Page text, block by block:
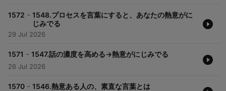
自分の思いを言葉にできずアナウンサー試験の書類選考で30社落
選した経験や、
緊張のためうわずった声でニュースを読んでいた新人アナ時代を
2018年、話し方講師として活動開始。
ンに役立つ話し方を教えている。
1572 - 1548.プロセスを言葉にすると、あなたの熱意がに
じみでる
29 Jul 2026
1571 - 1547.話の濃度を高める→熱意がにじみでる
26 Jul 2026
1570 - 1546.熱意ある人の、素直な言葉とは